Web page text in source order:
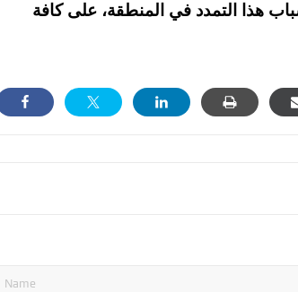
هذا التمدد في المنطقة، على كافة